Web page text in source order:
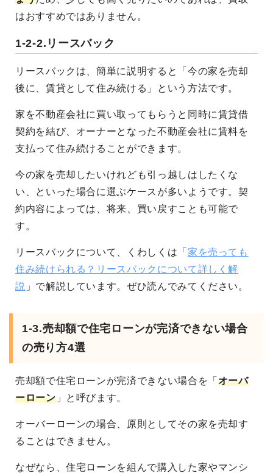
はおすすめではありません。
1-2-2.リースバック
リースバックは、簡単に説明すると「今の家を売却
後に、賃貸として住み続ける」という方法です。
家を不動産会社に買い取ってもらうと同時に賃貸借
契約を結び、オーナーとなった不動産会社に賃料を
支払って住み続けることができます。
今の家を売却したいけれども引っ越しはしたくな
い、といった場合に選ぶケースが多いようです。契
約内容によっては、将来、買い戻すことも可能で
す。
リースバックについて、くわしくは「 家を売っても
住み続けられる？リースバックについて詳しく解
説 」で解説しています。ぜひ読んでみてください。
1-3.売却額で住宅ローンが完済できない場合
の売り方4選
売却額で住宅ローンが完済できない場合を「 オーバ
ーローン」と呼びます。
オーバーローンの場合、原則としてその家を売却す
ることはできません。
なぜなら、住宅ローンを組んで購入した家やマンシ